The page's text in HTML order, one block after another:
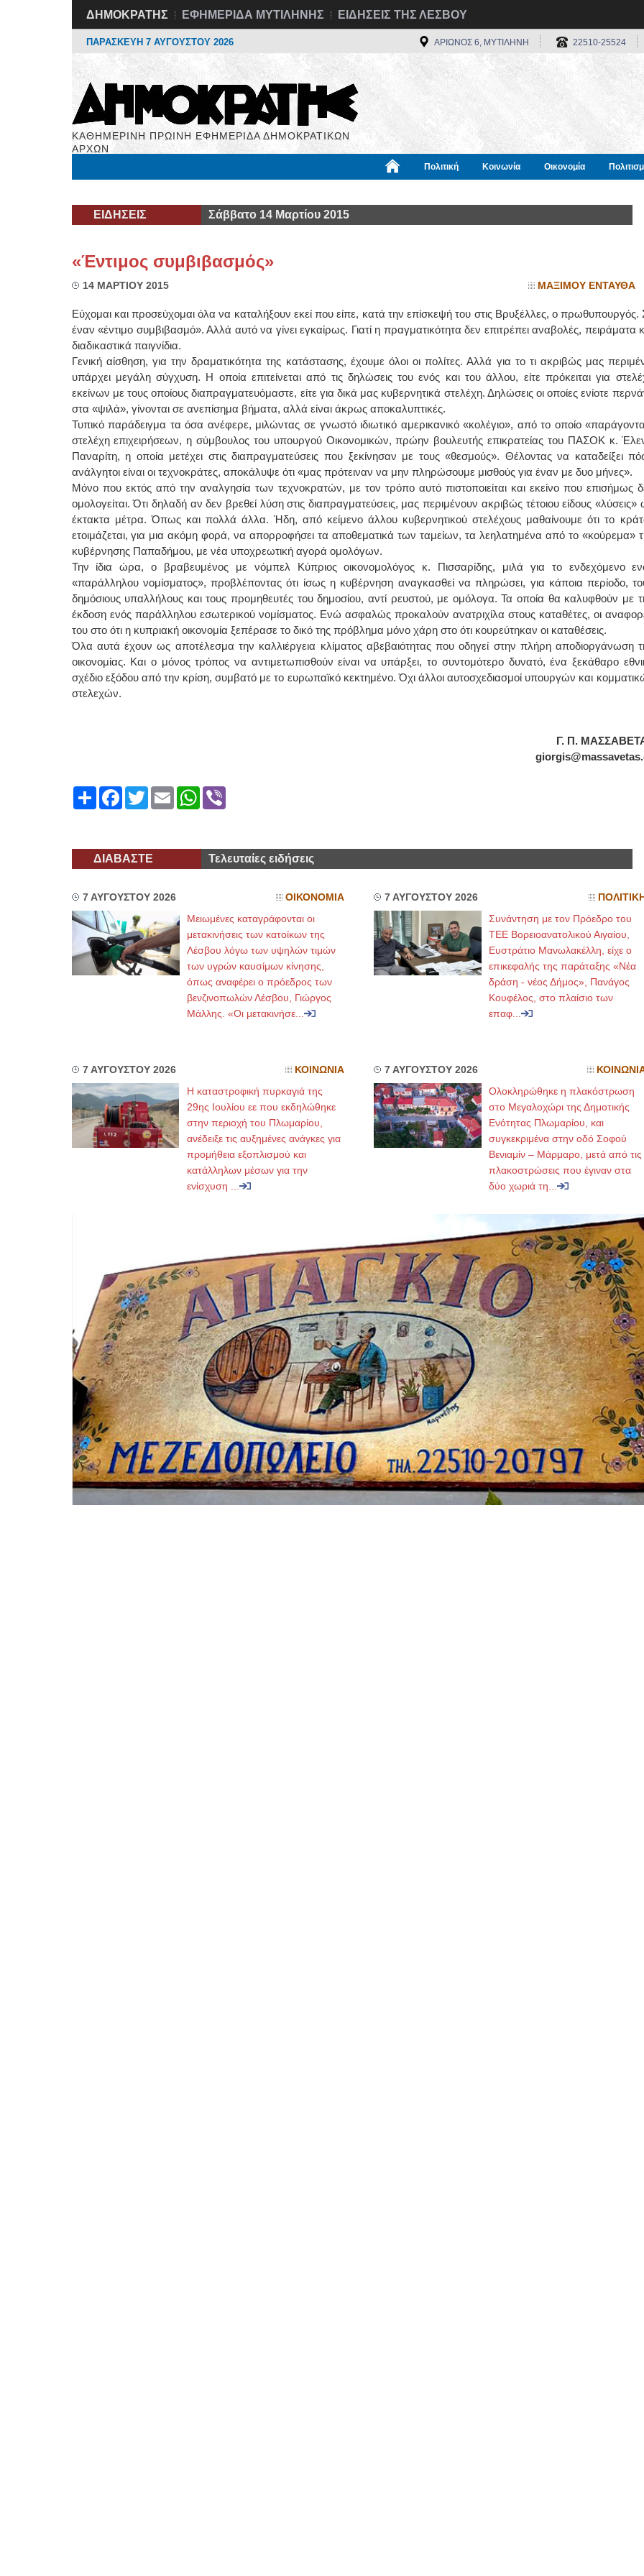
ΔΗΜΟΚΡΑΤΗΣ ΕΦΗΜΕΡΙΔΑ ΜΥΤΙΛΗΝΗΣ ΕΙΔΗΣΕΙΣ ΤΗΣ ΛΕΣΒΟΥ
ΠΑΡΑΣΚΕΥΗ 7 ΑΥΓΟΥΣΤΟΥ 2026 ΑΡΙΩΝΟΣ 6, ΜΥΤΙΛΗΝΗ 22510-25524
ΚΑΘΗΜΕΡΙΝΗ ΠΡΩΙΝΗ ΕΦΗΜΕΡΙΔΑ ΔΗΜΟΚΡΑΤΙΚΩΝ
ΑΡΧΩΝ
Πολιτική Κοινωνία Οικονομία
ΕΙΔΗΣΕΙΣ Σάββατο 14 Μαρτίου 2015
«Έντιμος συμβιβασμός»
14 ΜΑΡΤΙΟΥ 2015 ΜΑΞΙΜΟΥ ΕΝΤΑΥΘΑ
Εύχομαι και προσεύχομαι όλα να καταλήξουν εκεί που είπε, κατά την επίσκεψή του στις Βρυξέλλες, ο πρωθυπουργός.
έναν «έντιμο συμβιβασμό». Αλλά αυτό να γίνει εγκαίρως. Γιατί η πραγματικότητα δεν επιτρέπει αναβολές, πειράματα
διαδικαστικά παιγνίδια.
Γενική αίσθηση, για την δραματικότητα της κατάστασης, έχουμε όλοι οι πολίτες. Αλλά για το τι ακριβώς μας
υπάρχει μεγάλη σύγχυση. Η οποία επιτείνεται από τις δηλώσεις του ενός και του άλλου, είτε πρόκειται για
εκείνων με τους οποίους διαπραγματευόμαστε, είτε για δικά μας κυβερνητικά στελέχη. Δηλώσεις οι οποίες ενίοτε
στα «ψιλά», γίνονται σε ανεπίσημα βήματα, αλλά είναι άκρως αποκαλυπτικές.
Τυπικό παράδειγμα τα όσα ανέφερε, μιλώντας σε γνωστό ιδιωτικό αμερικανικό «κολέγιο», από το οποίο
στελέχη επιχειρήσεων, η σύμβουλος του υπουργού Οικονομικών, πρώην βουλευτής επικρατείας του ΠΑΣΟΚ κ.
Παναρίτη, η οποία μετέχει στις διαπραγματεύσεις που ξεκίνησαν με τους «θεσμούς». Θέλοντας να καταδείξει
ανάλγητοι είναι οι τεχνοκράτες, αποκάλυψε ότι «μας πρότειναν να μην πληρώσουμε μισθούς για έναν με δυο μήνες».
Μόνο που εκτός από την αναλγησία των τεχνοκρατών, με τον τρόπο αυτό πιστοποιείται και εκείνο που επισήμως
ομολογείται. Ότι δηλαδή αν δεν βρεθεί λύση στις διαπραγματεύσεις, μας περιμένουν ακριβώς τέτοιου είδους «λύσεις»
έκτακτα μέτρα. Όπως και πολλά άλλα. Ήδη, από κείμενο άλλου κυβερνητικού στελέχους μαθαίνουμε ότι το
ετοιμάζεται, για μια ακόμη φορά, να απορροφήσει τα αποθεματικά των ταμείων, τα λεηλατημένα από το «κούρεμα»
κυβέρνησης Παπαδήμου, με νέα υποχρεωτική αγορά ομολόγων.
Την ίδια ώρα, ο βραβευμένος με νόμπελ Κύπριος οικονομολόγος κ. Πισσαρίδης, μιλά για το ενδεχόμενο
«παράλληλου νομίσματος», προβλέποντας ότι ίσως η κυβέρνηση αναγκασθεί να πληρώσει, για κάποια περίοδο,
δημόσιους υπαλλήλους και τους προμηθευτές του δημοσίου, αντί ρευστού, με ομόλογα. Τα οποία θα καλυφθούν με
έκδοση ενός παράλληλου εσωτερικού νομίσματος. Ενώ ασφαλώς προκαλούν ανατριχίλα στους καταθέτες, οι
του στο ότι η κυπριακή οικονομία ξεπέρασε το δικό της πρόβλημα μόνο χάρη στο ότι κουρεύτηκαν οι καταθέσεις.
Όλα αυτά έχουν ως αποτέλεσμα την καλλιέργεια κλίματος αβεβαιότητας που οδηγεί στην πλήρη αποδιοργάνωση
οικονομίας. Και ο μόνος τρόπος να αντιμετωπισθούν είναι να υπάρξει, το συντομότερο δυνατό, ένα ξεκάθαρο
σχέδιο εξόδου από την κρίση, συμβατό με το ευρωπαϊκό κεκτημένο. Όχι άλλοι αυτοσχεδιασμοί υπουργών και
στελεχών.
Γ. Π.
giorgis@massavetas.
ShareFacebook
TwitterEmailWhatsApp
Viber
ΔΙΑΒΑΣΤΕ Τελευταίες ειδήσεις
7 ΑΥΓΟΥΣΤΟΥ 2026 ΟΙΚΟΝΟΜΙΑ
Μειωμένες καταγράφονται οι
μετακινήσεις των κατοίκων της
Λέσβου λόγω των υψηλών τιμών
των υγρών καυσίμων κίνησης,
όπως αναφέρει ο πρόεδρος των
βενζινοπωλών Λέσβου, Γιώργος
Μάλλης. «Οι μετακινήσε...
7 ΑΥΓΟΥΣΤΟΥ 2026 ΠΟΛΙΤΙΚΗ
Συνάντηση με τον Πρόεδρο του
ΤΕΕ Βορειοανατολικού Αιγαίου,
Ευστράτιο Μανωλακέλλη, είχε ο
επικεφαλής της παράταξης «Νέα
δράση - νέος Δήμος», Πανάγος
Κουφέλος, στο πλαίσιο των
επαφ...
7 ΑΥΓΟΥΣΤΟΥ 2026 ΚΟΙΝΩΝΙΑ
Η καταστροφική πυρκαγιά της
29ης Ιουλίου εε που εκδηλώθηκε
στην περιοχή του Πλωμαρίου,
ανέδειξε τις αυξημένες ανάγκες για
προμήθεια εξοπλισμού και
κατάλληλων μέσων για την
ενίσχυση ...
7 ΑΥΓΟΥΣΤΟΥ 2026
Ολοκληρώθηκε η πλακόστρωση
στο Μεγαλοχώρι της Δημοτικής
Ενότητας Πλωμαρίου, και
συγκεκριμένα στην οδό Σοφού
Βενιαμίν – Μάρμαρο, μετά από τις
πλακοστρώσεις που έγιναν στα
δύο χωριά τη...
ΙΩΑΝΝΗΣ Α. ΜΑΛΛΙΑΣ
Καλλιπόλεως 3,Νέα Σμύρνη,
Καβέτσου 10, Μυτιλήνη, τηλ:
Διδ.Παν.Αθηνών
Πάρνηθας 95-97 Αχαρναί